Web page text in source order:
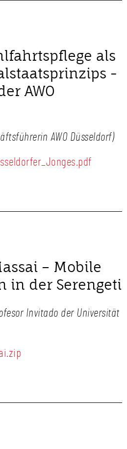
als
-
AWO
AWO Düsseldorf)
– Mobile
in der Serengeti
Invitado der Universität